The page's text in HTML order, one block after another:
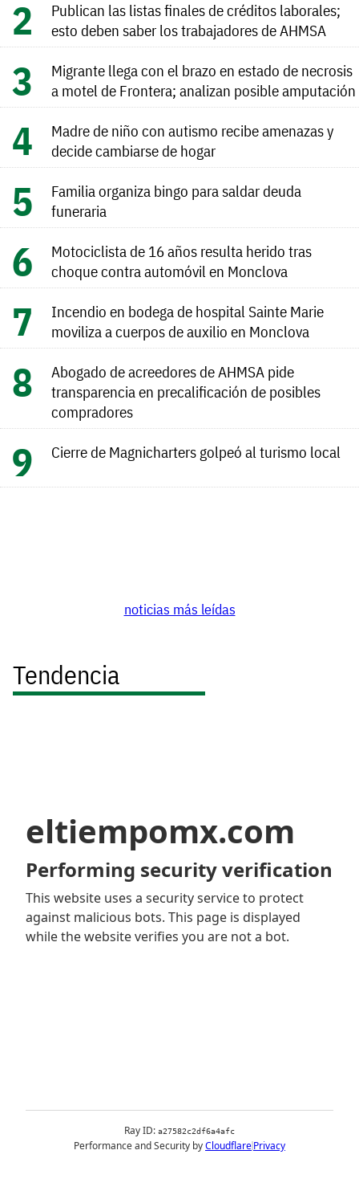
Publican las listas finales de créditos laborales;
esto deben saber los trabajadores de AHMSA
Migrante llega con el brazo en estado de necrosis
a motel de Frontera; analizan posible amputación
Madre de niño con autismo recibe amenazas y
decide cambiarse de hogar
Familia organiza bingo para saldar deuda
funeraria
Motociclista de 16 años resulta herido tras
choque contra automóvil en Monclova
Incendio en bodega de hospital Sainte Marie
moviliza a cuerpos de auxilio en Monclova
Abogado de acreedores de AHMSA pide
transparencia en precalificación de posibles
compradores
Cierre de Magnicharters golpeó al turismo local
noticias más leídas
Tendencia